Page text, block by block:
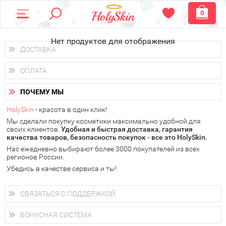
0
Нет продуктов для отображения
ДОСТАВКА
Доставка осуществляетсяпо всем городам России.
Вы можете выбрать доставку курьером, Почтой России или
получить заказ в пунктах выдачи PickPoint или пункте
самовывоза.
В 20 городах России доставка осуществляется ужена
следующий день.
у Вас всегда есть возможность получитьбесплатную
доставку от HolySkin.
подробнее об условиях доставки и оплаты в Вашем городе
ОПЛАТА
Вы можете оплатить свой заказ любым удобным способом:
наличными деньгами (
через интернет-банк (Альфа-банк, Сбербанк) и другими
электронными способами.
ПОЧЕМУ МЫ
HolySkin - красота в один клик!
Мы сделали покупку косметики максимально удобной для
своих клиентов. Удобная и быстрая доставка, гарантия
качества товаров, безопасность покупок - все это HolySkin.
Нас ежедневно выбирают более 3000 покупателей из всех
регионов России.
Убедись в качестве сервиса и ты!
СВЯЗАТЬСЯ С ПОДДЕРЖКОЙ
+7 (800) 707-24-55
Мы будем рады ответить на все Ваши вопросы по работе
магазина, проконсультировать по товарам, рассказать о
БОНУСНАЯ СИСТЕМА